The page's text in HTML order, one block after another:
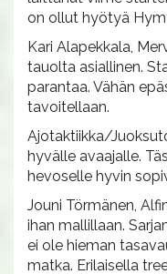
on ollut hyötyä
Kari Alapekkala,
tauolta asiallinen.
parantaa. Vähän
tavoitellaan.
Ajotaktiikka/
hyvälle avaajalle.
hevoselle hyvin
Jouni Törmänen,
ihan mallillaan.
ei ole hieman
matka. Erilaisella